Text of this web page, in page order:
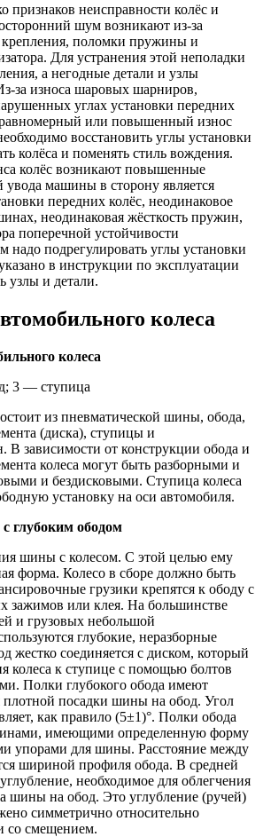
признаков неисправности колёс и
шум возникают из-за
крепления, поломки пружины и
Для устранения этой неполадки
а негодные детали и узлы
за износа шаровых шарниров,
углах установки передних
или повышенный износ
восстановить углы установки
колёса и поменять стиль вождения.
колёс возникают повышенные
машины в сторону является
передних колёс, неодинаковое
неодинаковая жёсткость пружин,
поперечной устойчивости
надо подрегулировать углы установки
в инструкции по эксплуатации
узлы и детали.
колеса
колеса
3 — ступица
из пневматической шины, обода,
(диска), ступицы и
В зависимости от конструкции обода и
колеса могут быть разборными и
и бездисковыми. Ступица колеса
установку на оси автомобиля.
с глубоким ободом
шины с колесом. С этой целью ему
форма. Колесо в сборе должно быть
грузики крепятся к ободу с
или клея. На большинстве
и грузовых небольшой
глубокие, неразборные
жестко соединяется с диском, который
колеса к ступице с помощью болтов
Полки глубокого обода имеют
посадки шины на обод. Угол
как правило (5±1)°. Полки обода
имеющими определенную форму
упорами для шины. Расстояние между
шириной профиля обода. В средней
необходимое для облегчения
шины на обод. Это углубление (ручей)
симметрично относительно
со смещением.